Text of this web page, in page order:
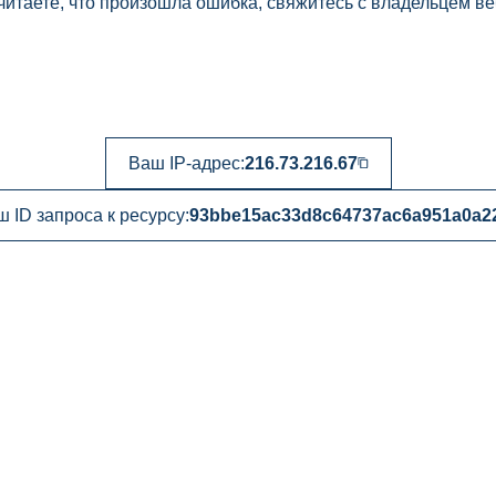
Ваш IP-адрес:216.73.216.67
ID запроса к ресурсу: